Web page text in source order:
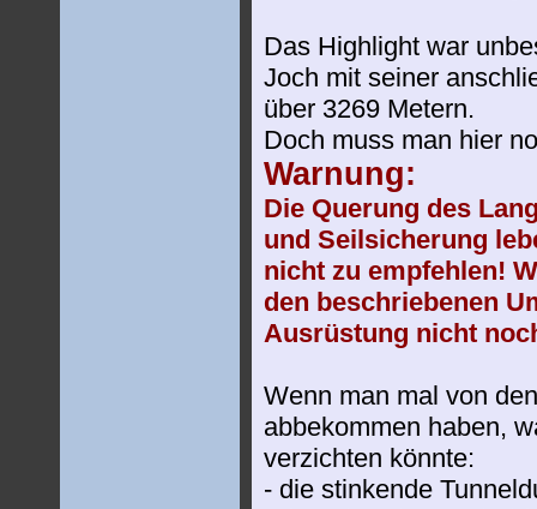
Das Highlight war
Joch mit seiner
über 3269 Metern.
Doch muss man hier
Warnung:
Die Querung des
und Seilsicherung
nicht zu empfehlen!
den beschriebenen
Ausrüstung nicht
Wenn man mal von
abbekommen haben,
verzichten könnte:
- die stinkende